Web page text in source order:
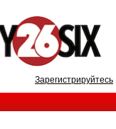
Зарегистрируйтесь